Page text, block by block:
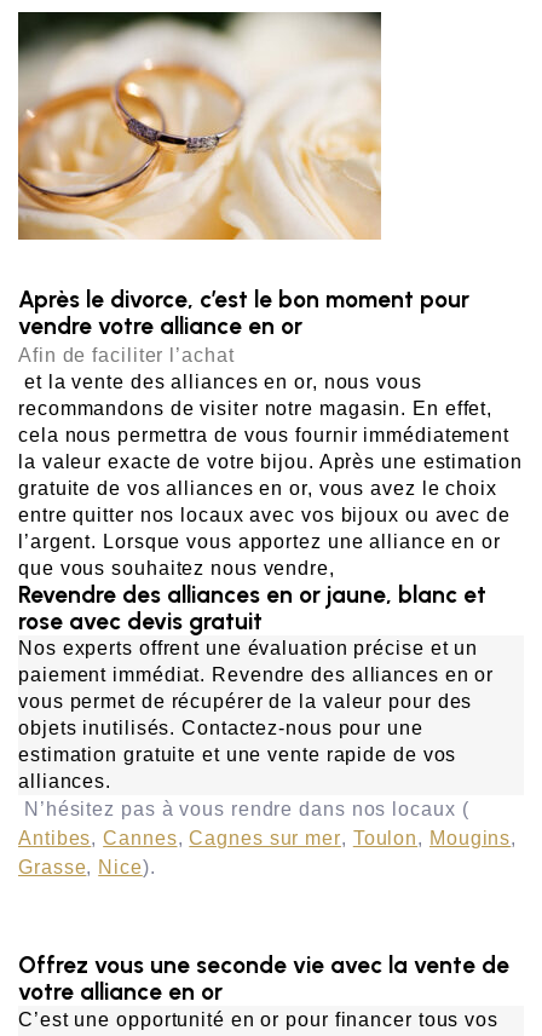
Après le divorce, c’est le bon moment pour
vendre votre alliance en or
Afin de faciliter l’achat
recommandons de visiter notre magasin. En effet,
cela nous permettra de vous fournir immédiatement
la valeur exacte de votre bijou. Après une estimation
gratuite de vos alliances en or, vous avez le choix
entre quitter nos locaux avec vos bijoux ou avec de
l’argent. Lorsque vous apportez une alliance en or
que vous souhaitez nous vendre,
Revendre des alliances en or jaune, blanc et
rose avec devis gratuit
Nos experts offrent une évaluation précise et un
paiement immédiat. Revendre des alliances en or
vous permet de récupérer de la valeur pour des
objets inutilisés. Contactez-nous pour une
estimation gratuite et une vente rapide de vos
alliances.
N’hésitez pas à vous rendre dans nos locaux (
Antibes, Cannes, Cagnes sur mer, Toulon, Mougins,
Grasse, Nice).
Offrez vous une seconde vie avec la vente de
votre alliance en or
C’est une opportunité en or pour financer tous vos